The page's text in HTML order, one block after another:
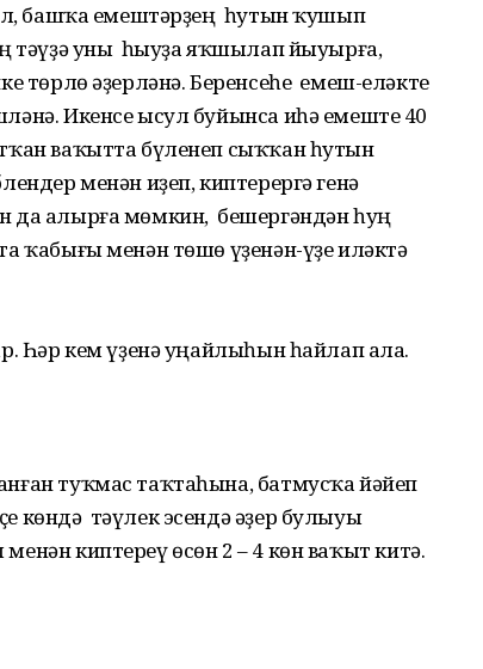
башҡа емештәрҙең һутын ҡушып
тәүҙә уны һыуҙа яҡшылап йыуырға,
төрлө әҙерләнә. Беренсеһе емеш-еләкте
Икенсе ысул буйынса иһә емеште 40
ваҡытта бүленеп сыҡҡан һутын
менән иҙеп, киптерергә генә
да алырға мөмкин, бешергәндән һуң
ҡабығы менән төшө үҙенән-үҙе иләктә
Һәр кем үҙенә уңайлыһын һайлап ала.
туҡмас таҡтаһына, батмусҡа йәйеп
көндә тәүлек эсендә әҙер булыуы
киптереү өсөн 2 – 4 көн ваҡыт китә.